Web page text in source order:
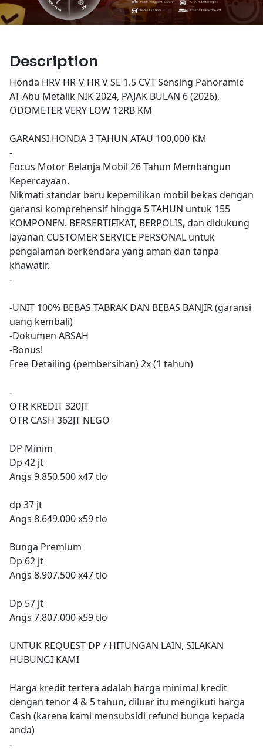
Description
Honda HRV HR-V HR V SE 1.5 CVT Sensing Panoramic
AT Abu Metalik NIK 2024, PAJAK BULAN 6 (2026),
ODOMETER VERY LOW 12RB KM
GARANSI HONDA 3 TAHUN ATAU 100,000 KM
-
Focus Motor Belanja Mobil 26 Tahun Membangun
Kepercayaan.
Nikmati standar baru kepemilikan mobil bekas dengan
garansi komprehensif hingga 5 TAHUN untuk 155
KOMPONEN. BERSERTIFIKAT, BERPOLIS, dan didukung
layanan CUSTOMER SERVICE PERSONAL untuk
pengalaman berkendara yang aman dan tanpa
khawatir.
-
-UNIT 100% BEBAS TABRAK DAN BEBAS BANJIR (garansi
uang kembali)
-Dokumen ABSAH
-Bonus!
Free Detailing (pembersihan) 2x (1 tahun)
-
OTR KREDIT 320JT
OTR CASH 362JT NEGO
DP Minim
Dp 42 jt
Angs 9.850.500 x47 tlo
dp 37 jt
Angs 8.649.000 x59 tlo
Bunga Premium
Dp 62 jt
Angs 8.907.500 x47 tlo
Dp 57 jt
Angs 7.807.000 x59 tlo
UNTUK REQUEST DP / HITUNGAN LAIN, SILAKAN
HUBUNGI KAMI
Harga kredit tertera adalah harga minimal kredit
dengan tenor 4 & 5 tahun, diluar itu mengikuti harga
Cash (karena kami mensubsidi refund bunga kepada
anda)
-